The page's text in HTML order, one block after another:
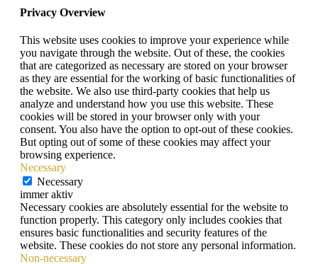
Privacy Overview
This website uses cookies to improve your experience while
you navigate through the website. Out of these, the cookies
that are categorized as necessary are stored on your browser
as they are essential for the working of basic functionalities of
the website. We also use third-party cookies that help us
analyze and understand how you use this website. These
cookies will be stored in your browser only with your
consent. You also have the option to opt-out of these cookies.
But opting out of some of these cookies may affect your
browsing experience.
Necessary
Necessary
immer aktiv
Necessary cookies are absolutely essential for the website to
function properly. This category only includes cookies that
ensures basic functionalities and security features of the
website. These cookies do not store any personal information.
Non-necessary